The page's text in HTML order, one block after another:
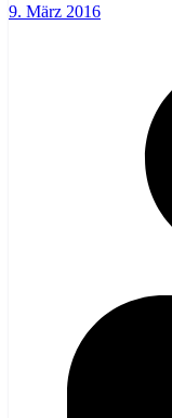
9. März 2016